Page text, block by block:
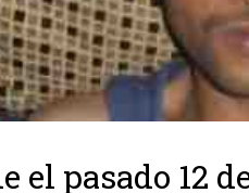
el pasado 12